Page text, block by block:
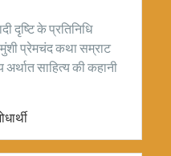
दृष्टि के प्रतिनिधि
मुंशी प्रेमचंद कथा सम्राट
साहित्य की कहानी